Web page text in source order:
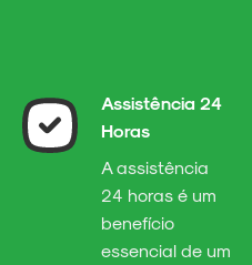
Assistência 24
Horas
A assistência
24 horas é um
benefício
essencial de um